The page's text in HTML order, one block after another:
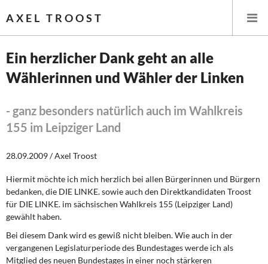
AXEL TROOST
Startseite
Themen
Leitlinien linker Wirtschafts- und Finanzpolitik
Steuer- und Finanzpolitik
Öffentliche Infrastruktur und Daseinsvorsorge
Eurokrise und Griechenland
Ein herzlicher Dank geht an alle
Wählerinnen und Wähler der Linken
- ganz besonders natürlich auch im Wahlkreis
155 im Leipziger Land
28.09.2009 / Axel Troost
Hiermit möchte ich mich herzlich bei allen Bürgerinnen und Bürgern
bedanken, die DIE LINKE. sowie auch den Direktkandidaten Troost
für DIE LINKE. im sächsischen Wahlkreis 155 (Leipziger Land)
gewählt haben.
Bei diesem Dank wird es gewiß nicht bleiben. Wie auch in der
vergangenen Legislaturperiode des Bundestages werde ich als
Mitglied des neuen Bundestages in einer noch stärkeren